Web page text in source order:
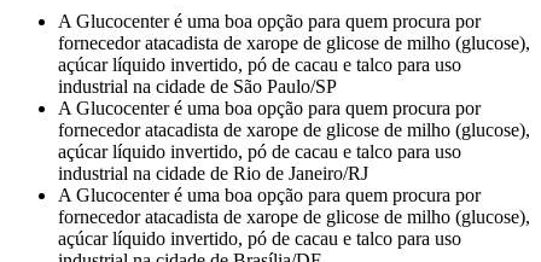
A Glucocenter é uma boa opção para quem procura por
fornecedor atacadista de xarope de glicose de milho (glucose),
açúcar líquido invertido, pó de cacau e talco para uso
industrial na cidade de São Paulo/SP
A Glucocenter é uma boa opção para quem procura por
fornecedor atacadista de xarope de glicose de milho (glucose),
açúcar líquido invertido, pó de cacau e talco para uso
industrial na cidade de Rio de Janeiro/RJ
A Glucocenter é uma boa opção para quem procura por
fornecedor atacadista de xarope de glicose de milho (glucose),
açúcar líquido invertido, pó de cacau e talco para uso